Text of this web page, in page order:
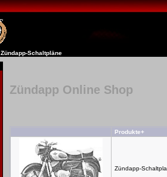
Zündapp-Schaltpläne
Zündapp Online Shop
Produkte+
Zündapp-